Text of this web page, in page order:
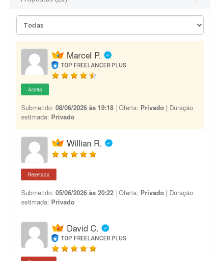
Marcel P.
TOP FREELANCER PLUS
Aceita
Submetido: 08/06/2026 às 19:18 | Oferta: Privado | Duração
estimada: Privado
Willian R.
Rejeitada
Submetido: 05/06/2026 às 20:22 | Oferta: Privado | Duração
estimada: Privado
David C.
TOP FREELANCER PLUS